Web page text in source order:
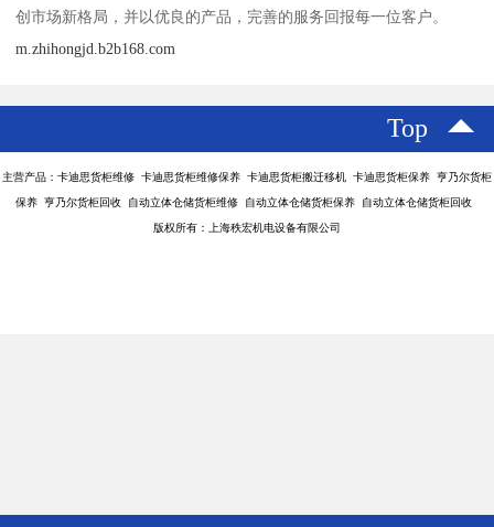
创市场新格局，并以优良的产品，完善的服务回报每一位客户。
m.zhihongjd.b2b168.com
Top
主营产品：卡迪思货柜维修 卡迪思货柜维修保养 卡迪思货柜搬迁移机 卡迪思货柜保养 亨乃尔货柜
保养 亨乃尔货柜回收 自动立体仓储货柜维修 自动立体仓储货柜保养 自动立体仓储货柜回收
版权所有：上海秩宏机电设备有限公司